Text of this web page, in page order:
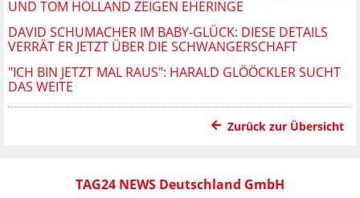
UND TOM HOLLAND ZEIGEN EHERINGE
DAVID SCHUMACHER IM BABY-GLÜCK: DIESE DETAILS
VERRÄT ER JETZT ÜBER DIE SCHWANGERSCHAFT
"ICH BIN JETZT MAL RAUS": HARALD GLÖÖCKLER SUCHT
DAS WEITE
Zurück zur Übersicht
TAG24 NEWS Deutschland GmbH